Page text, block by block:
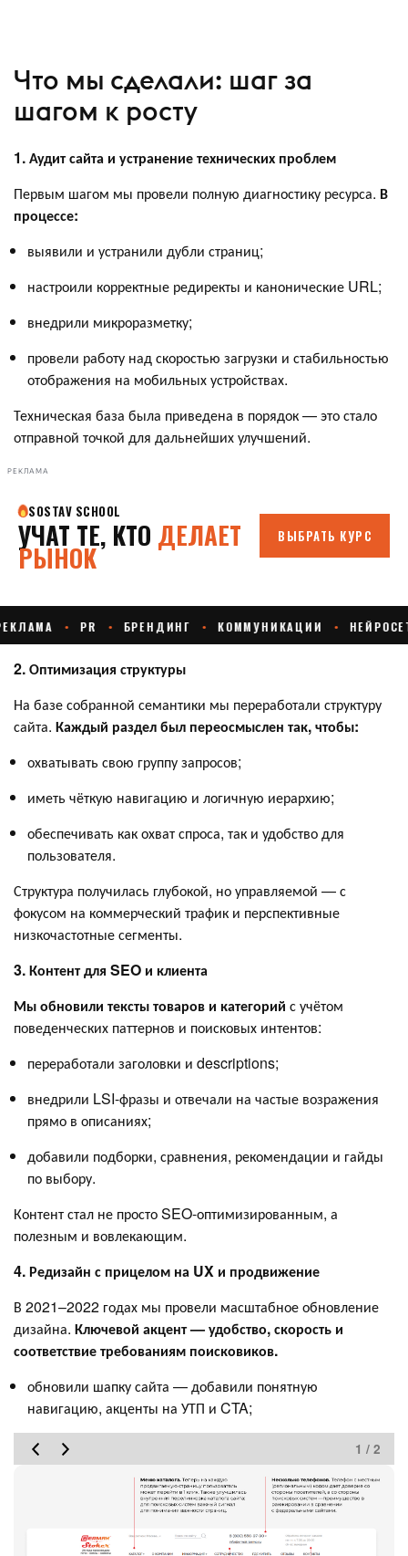
Что мы сделали: шаг за
шагом к росту
1. Аудит сайта и устранение технических проблем
Первым шагом мы провели полную диагностику ресурса. В
процессе:
выявили и устранили дубли страниц;
настроили корректные редиректы и канонические URL;
внедрили микроразметку;
провели работу над скоростью загрузки и стабильностью
отображения на мобильных устройствах.
Техническая база была приведена в порядок — это стало
отправной точкой для дальнейших улучшений.
РЕКЛАМА
2. Оптимизация структуры
На базе собранной семантики мы переработали структуру
сайта. Каждый раздел был переосмыслен так, чтобы:
охватывать свою группу запросов;
иметь чёткую навигацию и логичную иерархию;
обеспечивать как охват спроса, так и удобство для
пользователя.
Структура получилась глубокой, но управляемой — с
фокусом на коммерческий трафик и перспективные
низкочастотные сегменты.
3. Контент для SEO и клиента
Мы обновили тексты товаров и категорий с учётом
поведенческих паттернов и поисковых интентов:
переработали заголовки и descriptions;
внедрили LSI-фразы и отвечали на частые возражения
прямо в описаниях;
добавили подборки, сравнения, рекомендации и гайды
по выбору.
Контент стал не просто SEO-оптимизированным, а
полезным и вовлекающим.
4. Редизайн с прицелом на UX и продвижение
В 2021–2022 годах мы провели масштабное обновление
дизайна. Ключевой акцент — удобство, скорость и
соответствие требованиям поисковиков.
обновили шапку сайта — добавили понятную
навигацию, акценты на УТП и CTA;
1 / 2